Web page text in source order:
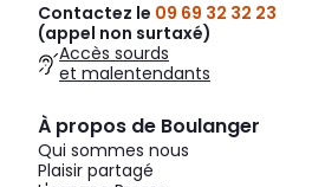
Contactez le 09 69 32 32 23
(appel non surtaxé)
Accès sourds
et malentendants
À propos de Boulanger
Qui sommes nous
Plaisir partagé